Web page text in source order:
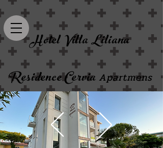
Hotel Villa Liliana
Residence Cervia Apartmens